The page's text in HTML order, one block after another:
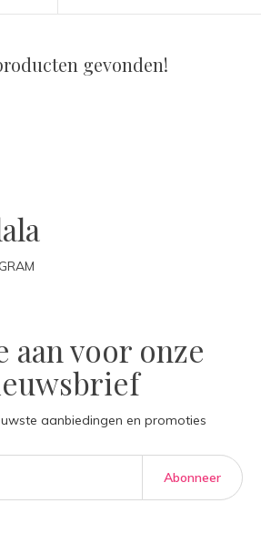
gevonden!
aan voor onze
aanbiedingen en promoties
Abonneer